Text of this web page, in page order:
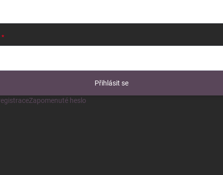
Přihlásit se
Zapomenuté heslo